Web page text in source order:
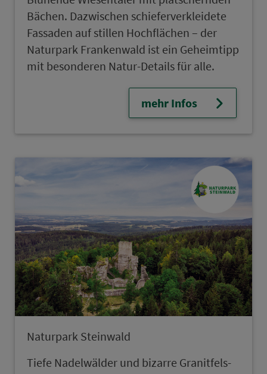
Bächen. Dazwischen schieferverkleidete
Fassaden auf stillen Hochflächen – der
Naturpark Frankenwald ist ein Geheimtipp
mit besonderen Natur-Details für alle.
mehr Infos
Naturpark Steinwald
Tiefe Nadelwälder und bizarre Granitfels­